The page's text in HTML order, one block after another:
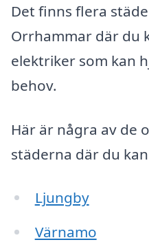
Det finns flera
Orrhammar där du
elektriker som kan
behov.
Här är några av de
städerna där du
Ljungby
Värnamo